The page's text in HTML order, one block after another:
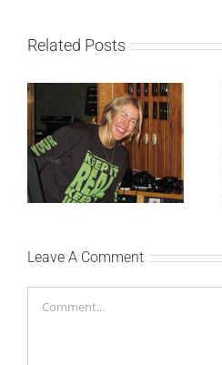
Related Posts
Ellie Goulding otkriva
nežniju stranu novim
singlom „4 Seasons“
Leave A Comment